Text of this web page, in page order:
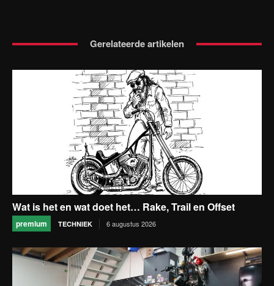
Gerelateerde artikelen
Wat is het en wat doet het… Rake, Trail en Offset
premium TECHNIEK 6 augustus 2026